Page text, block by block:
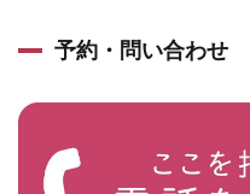
予約・問い合わせ